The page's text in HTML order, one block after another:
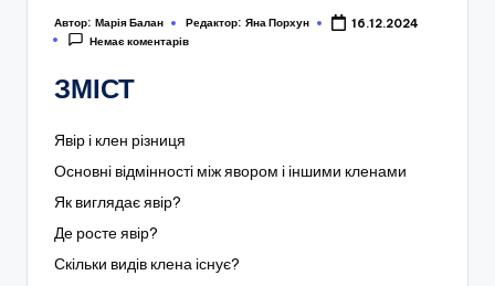
Автор: Марія Балан Редактор: Яна Порхун
16.12.2024
Немає коментарів
ЗМІСТ
Явір і клен різниця
Основні відмінності між явором і іншими кленами
Як виглядає явір?
Де росте явір?
Скільки видів клена існує?